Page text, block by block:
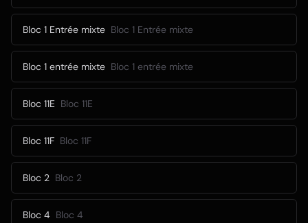
Bloc 1 Entrée mixte Bloc 1 Entrée mixte
Bloc 1 entrée mixte Bloc 1 entrée mixte
Bloc 11E Bloc 11E
Bloc 11F Bloc 11F
Bloc 2 Bloc 2
Bloc 4 Bloc 4